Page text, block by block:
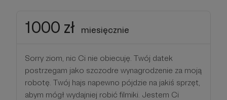
1000 zł miesięcznie
Sorry ziom, nic Ci nie obiecuję. Twój datek
postrzegam jako szczodre wynagrodzenie za moją
robotę. Twój hajs napewno pójdzie na jakiś sprzęt,
abym mógł wydajniej robić filmiki. Jestem Ci